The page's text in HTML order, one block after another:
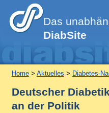
Das
DiabSite
Home> Aktuelles > Diabetes-
Deutscher
an der Politik